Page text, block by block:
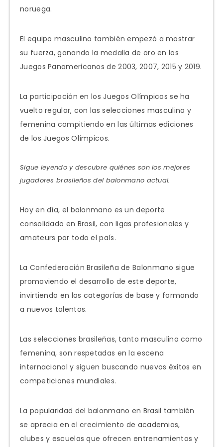
noruega.
El equipo masculino también empezó a mostrar
su fuerza, ganando la medalla de oro en los
Juegos Panamericanos de 2003, 2007, 2015 y 2019.
La participación en los Juegos Olímpicos se ha
vuelto regular, con las selecciones masculina y
femenina compitiendo en las últimas ediciones
de los Juegos Olímpicos.
Sigue leyendo y descubre quiénes son los mejores
jugadores brasileños del balonmano actual.
Hoy en día, el balonmano es un deporte
consolidado en Brasil, con ligas profesionales y
amateurs por todo el país.
La Confederación Brasileña de Balonmano sigue
promoviendo el desarrollo de este deporte,
invirtiendo en las categorías de base y formando
a nuevos talentos.
Las selecciones brasileñas, tanto masculina como
femenina, son respetadas en la escena
internacional y siguen buscando nuevos éxitos en
competiciones mundiales.
La popularidad del balonmano en Brasil también
se aprecia en el crecimiento de academias,
clubes y escuelas que ofrecen entrenamientos y